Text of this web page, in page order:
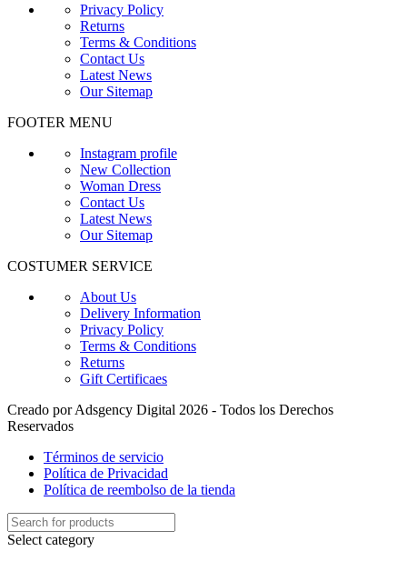
Privacy Policy
Returns
Terms & Conditions
Contact Us
Latest News
Our Sitemap
FOOTER MENU
Instagram profile
New Collection
Woman Dress
Contact Us
Latest News
Our Sitemap
COSTUMER SERVICE
About Us
Delivery Information
Privacy Policy
Terms & Conditions
Returns
Gift Certificaes
Creado por Adsgency Digital 2026 - Todos los Derechos
Reservados
Términos de servicio
Política de Privacidad
Política de reembolso de la tienda
Select category